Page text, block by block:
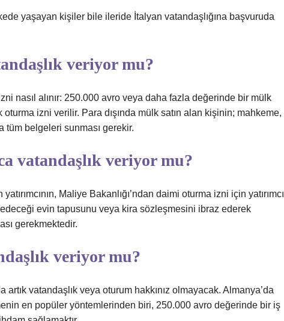
yaşayan kişiler bile ileride İtalyan vatandaşlığına başvuruda
veriyor mu?
nasıl alınır: 250.000 avro veya daha fazla değerinde bir mülk
oturma izni verilir. Para dışında mülk satın alan kişinin; mahkeme,
tüm belgeleri sunması gerekir.
vatandaşlık veriyor mu?
Maliye Bakanlığı’ndan daimi oturma izni için yatırımcı
evin tapusunu veya kira sözleşmesini ibraz ederek
gerekmektedir.
veriyor mu?
artık vatandaşlık veya oturum hakkınız olmayacak. Almanya’da
en popüler yöntemlerinden biri, 250.000 avro değerinde bir iş